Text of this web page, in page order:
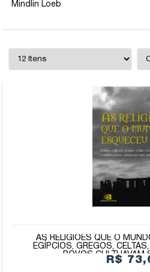
Mindlin Loeb
AS RELIGIÕES QUE O
EGÍPCIOS, GREGOS,
POVOS CULTUAVAM
R$